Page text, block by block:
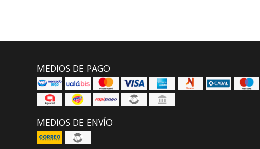
MEDIOS DE PAGO
MEDIOS DE ENVÍO